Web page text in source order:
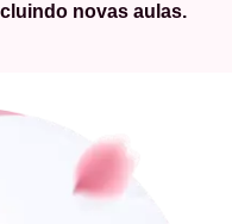
novas aulas.